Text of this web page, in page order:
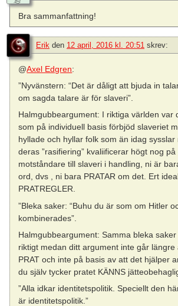
Bra sammanfattning!
Erik den 12 april, 2016 kl. 20:51 skrev:
@Axel Edgren:
”Nyvänstern: “Det är dåligt att bjuda in
om sagda talare är för slaveri”.
Halmgubbeargument: I riktiga världen var
som på individuell basis förbjöd slaveriet
hyllade och hyllar folk som än idag
deras ”rasifiering” kvaliificerar högt nog på
motståndare till slaveri i handling, ni är
ord, dvs , ni bara PRATAR om det. Ert
PRATREGLER.
”Bleka saker: “Buhu du är som om Hitler
kombinerades”.
Halmgubbeargument: Samma bleka
riktigt medan ditt argument inte går längre
PRAT och inte på basis av att det hjälper
du själv tycker pratet KÄNNS
”Alla idkar identitetspolitik. Speciellt den
är identitetspolitik.”